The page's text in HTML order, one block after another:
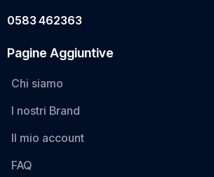
0583 462363
Pagine Aggiuntive
Chi siamo
I nostri Brand
Il mio account
FAQ